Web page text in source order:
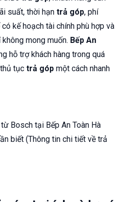
suất, thời hạn trả góp, phí
kế hoạch tài chính phù hợp và
mong muốn. Bếp An
hỗ trợ khách hàng trong quá
tục trả góp một cách nhanh